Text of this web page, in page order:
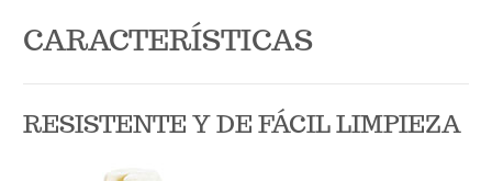
CARACTERÍSTICAS
RESISTENTE Y DE FÁCIL LIMPIEZA